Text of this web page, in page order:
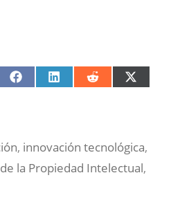
Compartir
en
Compartir
en
Compartir
en en
, innovación tecnológica,
la Propiedad Intelectual,